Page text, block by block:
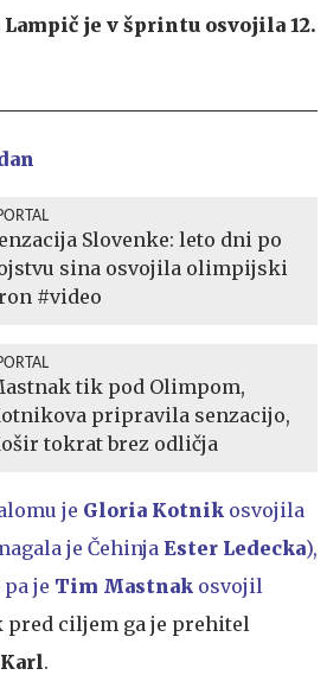
je v šprintu osvojila 12.
Slovenke: leto dni po
sina osvojila olimpijski
#video
tik pod Olimpom,
pripravila senzacijo,
tokrat brez odličja
je Gloria Kotnik osvojila
je Čehinja Ester Ledecka),
je Tim Mastnak osvojil
pred ciljem ga je prehitel
.